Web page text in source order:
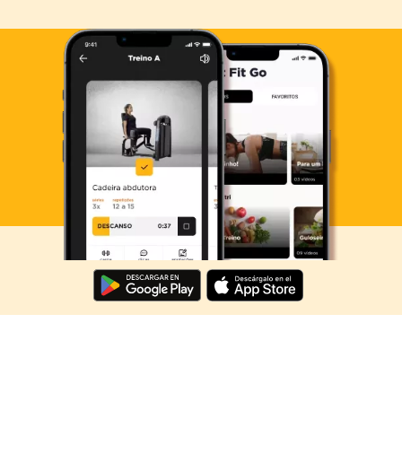
Descarga ahora lo Smart Fit App